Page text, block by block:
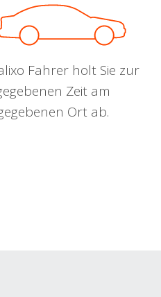
Fahrer holt Sie zur
Zeit am
Ort ab.